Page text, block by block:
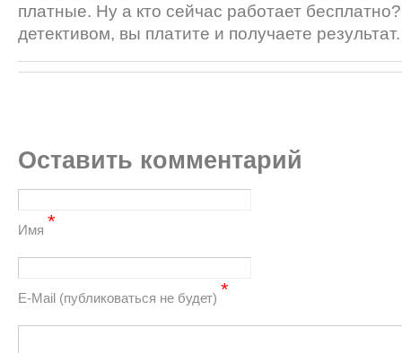
платные. Ну а кто сейчас работает
детективом, вы платите и получаете результат.
Оставить комментарий
Имя *
Е-Mail (публиковаться не будет) *